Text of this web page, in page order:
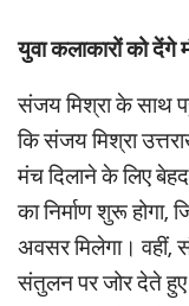
युवा कलाकारों को देंगे
संजय मिश्रा के साथ
कि संजय मिश्रा
मंच दिलाने के लिए
का निर्माण शुरू
अवसर मिलेगा। वहीं,
संतुलन पर जोर देते हुए